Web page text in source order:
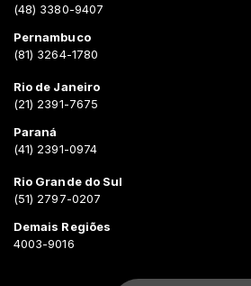
(48) 3380-9407
Pernambuco
(81) 3264-1780
Rio de Janeiro
(21) 2391-7675
Paraná
(41) 2391-0974
Rio Grande do Sul
(51) 2797-0207
Demais Regiões
4003-9016